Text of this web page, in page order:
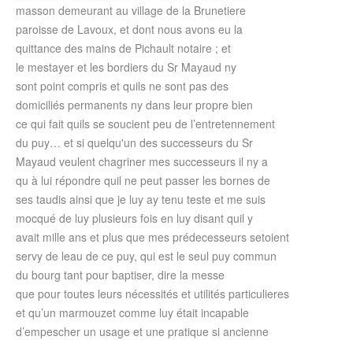
masson demeurant au village de la Brunetiere
paroisse de Lavoux, et dont nous avons eu la
quittance des mains de Pichault notaire ; et
le mestayer et les bordiers du Sr Mayaud ny
sont point compris et quils ne sont pas des
domiciliés permanents ny dans leur propre bien
ce qui fait quils se soucient peu de l’entretennement
du puy… et si quelqu'un des successeurs du Sr
Mayaud veulent chagriner mes successeurs il ny a
qu à lui répondre quil ne peut passer les bornes de
ses taudis ainsi que je luy ay tenu teste et me suis
mocqué de luy plusieurs fois en luy disant quil y
avait mille ans et plus que mes prédecesseurs setoient
servy de leau de ce puy, qui est le seul puy commun
du bourg tant pour baptiser, dire la messe
que pour toutes leurs nécessités et utilités particulieres
et qu’un marmouzet comme luy était incapable
d’empescher un usage et une pratique si ancienne